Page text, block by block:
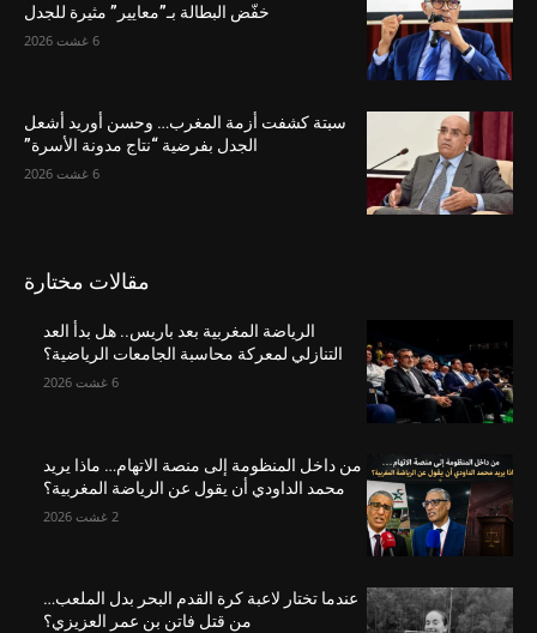
خفّض البطالة بـ”معايير” مثيرة للجدل
6 غشت 2026
سبتة كشفت أزمة المغرب… وحسن أوريد أشعل
الجدل بفرضية “نتاج مدونة الأسرة”
6 غشت 2026
مقالات مختارة
الرياضة المغربية بعد باريس.. هل بدأ العد
التنازلي لمعركة محاسبة الجامعات الرياضية؟
6 غشت 2026
من داخل المنظومة إلى منصة الاتهام… ماذا يريد
محمد الداودي أن يقول عن الرياضة المغربية؟
2 غشت 2026
عندما تختار لاعبة كرة القدم البحر بدل الملعب…
من قتل فاتن بن عمر العزيزي؟